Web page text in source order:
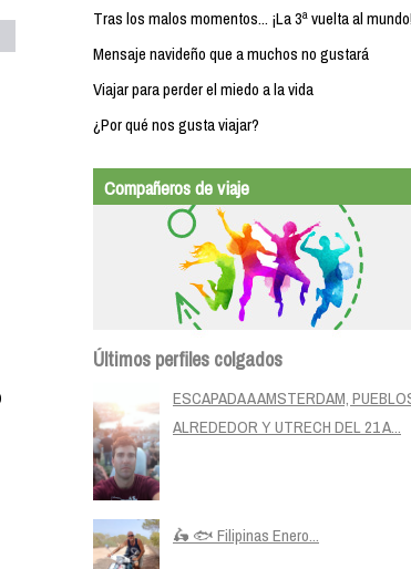
Tras los malos momentos... ¡La 3ª vuelta al
Mensaje navideño que a muchos no gustará
Viajar para perder el miedo a la vida
¿Por qué nos gusta viajar?
Compañeros de viaje
Últimos perfiles colgados
ESCAPADA A AMSTERDAM,
ALREDEDOR Y UTRECH DEL 21 A...
🛵 🐟 Filipinas Enero...